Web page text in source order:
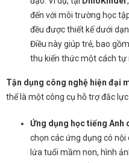
đến với môi trường học
đều được thiết kế dưới
Điều này giúp trẻ, bao
thu kiến thức một cách tự
Tận dụng công nghệ hiện đại
thể là một công cụ hỗ trợ đắc
Ứng dụng học tiếng Anh
chọn các ứng dụng có
lứa tuổi mầm non, hình